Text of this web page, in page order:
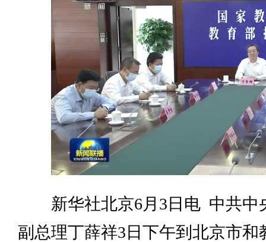
新华社北京6月3日电 中共中
副总理丁薛祥3日下午到北京市